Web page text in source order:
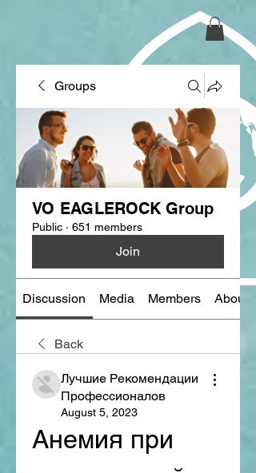
Groups
VO EAGLEROCK Group
Public · 651 members
Join
Discussion Media Members About
Back
Лучшие Рекомендации
Профессионалов
August 5, 2023
Анемия при